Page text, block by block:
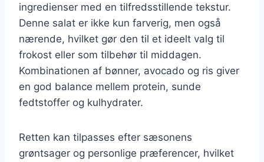
ingredienser med en tilfredsstillende tekstur.
Denne salat er ikke kun farverig, men også
nærende, hvilket gør den til et ideelt valg til
frokost eller som tilbehør til middagen.
Kombinationen af bønner, avocado og ris giver
en god balance mellem protein, sunde
fedtstoffer og kulhydrater.
Retten kan tilpasses efter sæsonens
grøntsager og personlige præferencer, hvilket